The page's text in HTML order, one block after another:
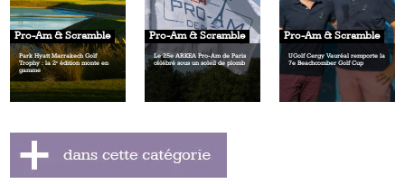
Pro-Am & Scramble
Park Hyatt Marrakech Golf
Trophy : la 2ᵉ édition monte en
gamme
Pro-Am & Scramble
Le 25e ARKEA Pro-Am de Paris
célébré sous un soleil de plomb
Pro-Am & Scramble
UGolf Cergy Vauréal remporte la
7e Beachcomber Golf Cup